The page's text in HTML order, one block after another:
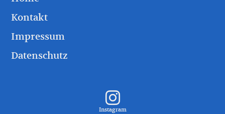
Kontakt
Impressum
Datenschutz
Instagram